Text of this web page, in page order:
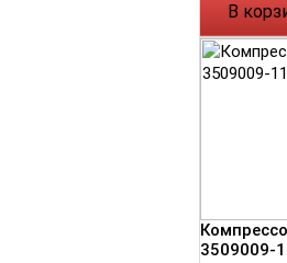
В
3509009-